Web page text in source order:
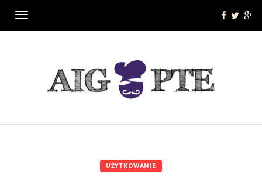
Menu
UŻYTKOWANIE